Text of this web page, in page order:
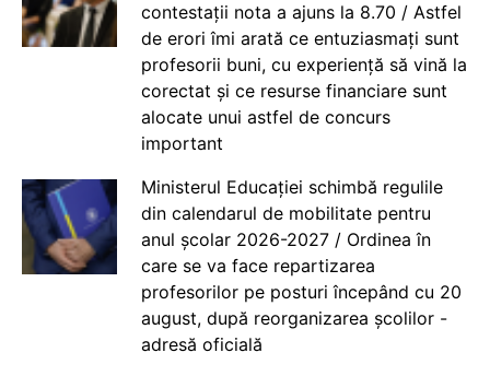
contestații nota a ajuns la 8.70 / Astfel
de erori îmi arată ce entuziasmați sunt
profesorii buni, cu experiență să vină la
corectat și ce resurse financiare sunt
alocate unui astfel de concurs
important
Ministerul Educației schimbă regulile
din calendarul de mobilitate pentru
anul școlar 2026-2027 / Ordinea în
care se va face repartizarea
profesorilor pe posturi începând cu 20
august, după reorganizarea școlilor -
adresă oficială